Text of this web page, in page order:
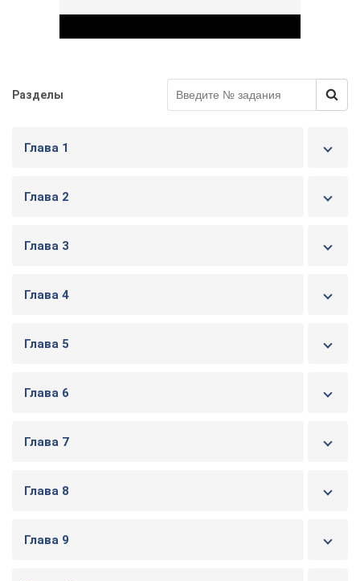
Разделы
Глава 1
Глава 2
Глава 3
Глава 4
Глава 5
Глава 6
Глава 7
Глава 8
Глава 9